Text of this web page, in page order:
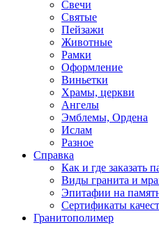
Свечи
Святые
Пейзажи
Животные
Рамки
Оформление
Виньетки
Храмы, церкви
Ангелы
Эмблемы, Ордена
Ислам
Разное
Справка
Как и где заказать
Виды гранита и
Эпитафии на
Сертификаты
Гранитополимер